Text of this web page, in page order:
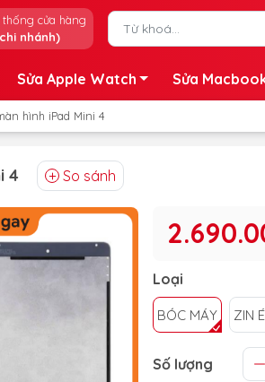
thống cửa hàng
nhánh)
Sửa Apple Watch Sửa
hình iPad Mini 4
4 So sánh
Loại
BÓC MÁY ZIN
Số lượng